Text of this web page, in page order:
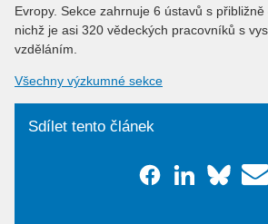
Evropy. Sekce zahrnuje 6 ústavů s
nichž je asi 320 vědeckých pracovníků s
vzděláním.
Všechny výzkumné sekce
Sdílet tento článek